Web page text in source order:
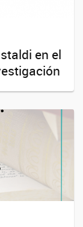
en el